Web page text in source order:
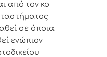
από τον κο
σε όποια
ενώπιον